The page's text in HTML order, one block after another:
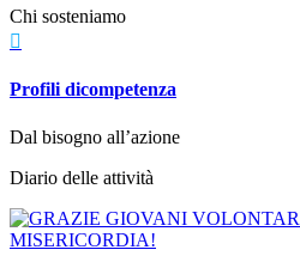
Chi sosteniamo

Profili dicompetenza
Dal bisogno all’azione
Diario delle attività